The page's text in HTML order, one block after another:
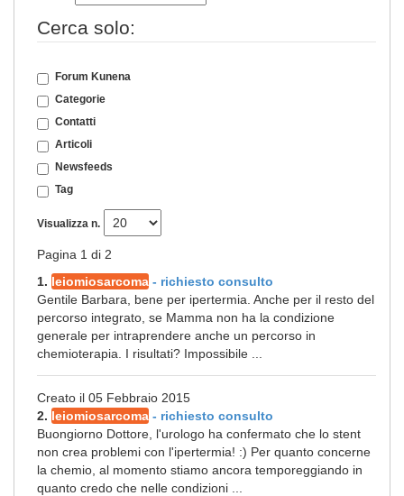
Cerca solo:
Forum Kunena
Categorie
Contatti
Articoli
Newsfeeds
Tag
Visualizza n.
Pagina 1 di 2
1. leiomiosarcoma - richiesto consulto
Gentile Barbara, bene per ipertermia. Anche per il resto del
percorso integrato, se Mamma non ha la condizione
generale per intraprendere anche un percorso in
chemioterapia. I risultati? Impossibile ...
Creato il 05 Febbraio 2015
2. leiomiosarcoma - richiesto consulto
Buongiorno Dottore, l'urologo ha confermato che lo stent
non crea problemi con l'ipertermia! :) Per quanto concerne
la chemio, al momento stiamo ancora temporeggiando in
quanto credo che nelle condizioni ...